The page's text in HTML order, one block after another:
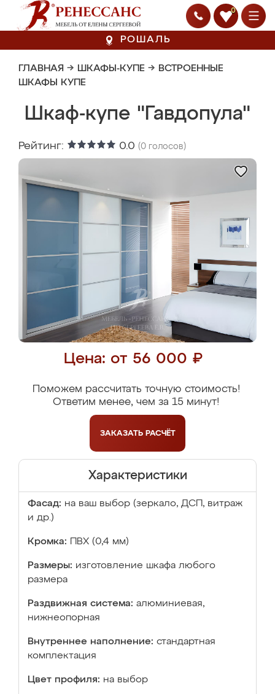
0
РОШАЛЬ
ГЛАВНАЯ → ШКАФЫ-КУПЕ → ВСТРОЕННЫЕ
ШКАФЫ КУПЕ
Шкаф-купе "Гавдопула"
Рейтинг: 0.0 (0 голосов)
Цена: от 56 000 ₽
Поможем рассчитать точную стоимость!
Ответим менее, чем за 15 минут!
ЗАКАЗАТЬ РАСЧЁТ
Характеристики
Фасад: на ваш выбор (зеркало, ДСП, витраж
и др.)
Кромка: ПВХ (0,4 мм)
Размеры: изготовление шкафа любого
размера
Раздвижная система: алюминиевая,
нижнеопорная
Внутреннее наполнение: стандартная
комплектация
Цвет профиля: на выбор